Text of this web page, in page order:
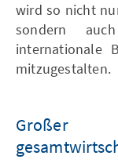
wird so nicht
sondern
internationale
mitzugestalten.
Großer